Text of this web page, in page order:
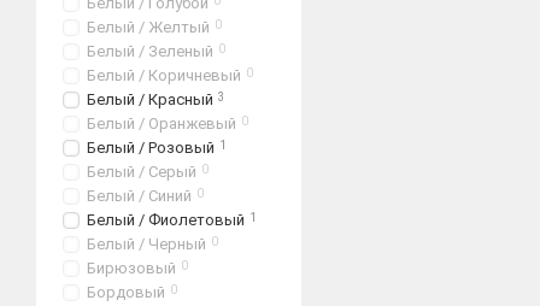
Белый / Желтый 0
Белый / Зеленый 0
Белый / Коричневый 0
Белый / Красный 3
Белый / Оранжевый 0
Белый / Розовый 1
Белый / Серый 0
Белый / Синий 0
Белый / Фиолетовый 1
Белый / Черный 0
Бирюзовый 0
Бордовый 0